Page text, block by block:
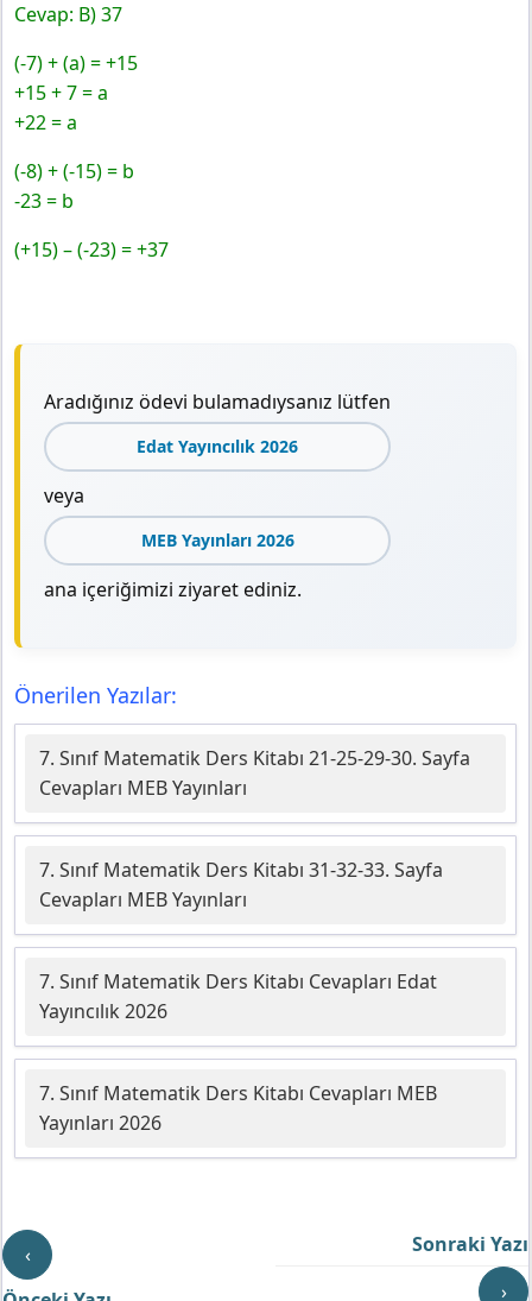
Cevap: B) 37
(-7) + (a) = +15
+15 + 7 = a
+22 = a
(-8) + (-15) = b
-23 = b
(+15) – (-23) = +37
Aradığınız ödevi bulamadıysanız lütfen
Edat Yayıncılık 2026
veya
MEB Yayınları 2026
ana içeriğimizi ziyaret ediniz.
Önerilen Yazılar:
7. Sınıf Matematik Ders Kitabı 21-25-29-30. Sayfa
Cevapları MEB Yayınları
7. Sınıf Matematik Ders Kitabı 31-32-33. Sayfa
Cevapları MEB Yayınları
7. Sınıf Matematik Ders Kitabı Cevapları Edat
Yayıncılık 2026
7. Sınıf Matematik Ders Kitabı Cevapları MEB
Yayınları 2026
‹
Sonraki Yazı
›